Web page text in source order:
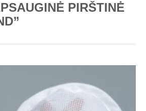
PIRŠTINĖ